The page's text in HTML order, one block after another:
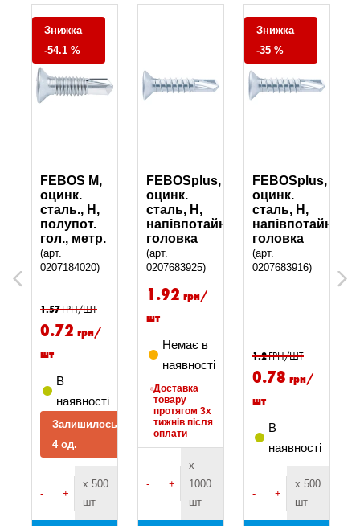
Previous
Знижка
-54.1 %
FEBOS M,
оцинк.
сталь., H,
полупот.
гол., метр.
(арт.
0207184020)
1.57ГРН/ШТ
0.72 грн/
шт
В
наявності
Залишилось
4 од.
- +
х 500
шт
FEBOSplus,
оцинк.
сталь, Н,
напівпотайною
головка
(арт.
0207683925)
1.92 грн/
шт
Немає в
наявності
Доставка
товару
протягом 3х
тижнів після
оплати
- +
х
1000
шт
Знижка
-35 %
FEBOSplus,
оцинк.
сталь, Н,
напівпотайною
головка
(арт.
0207683916)
1.2ГРН/ШТ
0.78 грн/
шт
В
наявності
- +
х 500
шт
Next